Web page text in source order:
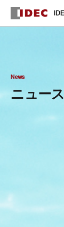
News
ニュース